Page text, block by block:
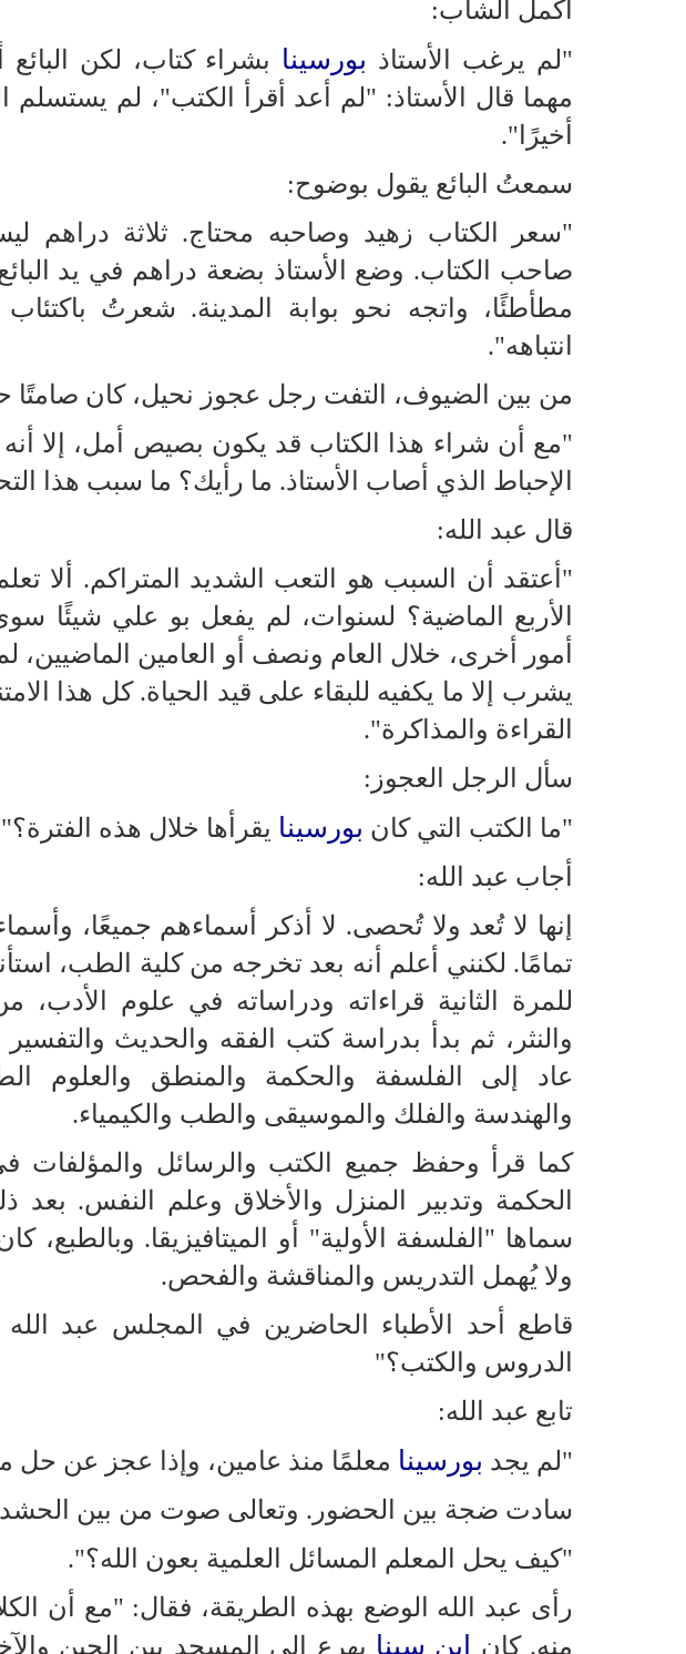
أكمل الشاب:
"لم يرغب الأستاذ بورسينا بشراء كتاب، لكن
مهما قال الأستاذ: "لم أعد أقرأ الكتب"، لم يستسلم
أخيرًا".
سمعتُ البائع يقول بوضوح:
"سعر الكتاب زهيد وصاحبه محتاج. ثلاثة دراهم
صاحب الكتاب. وضع الأستاذ بضعة دراهم في يد
مطأطئًا، واتجه نحو بوابة المدينة. شعرتُ
انتباهه".
من بين الضيوف، التفت رجل عجوز نحيل، كان صامتًا
"مع أن شراء هذا الكتاب قد يكون بصيص أمل، إلا أنه
الإحباط الذي أصاب الأستاذ. ما رأيك؟ ما سبب هذا
قال عبد الله:
"أعتقد أن السبب هو التعب الشديد المتراكم. ألا
الأربع الماضية؟ لسنوات، لم يفعل بو علي شيئًا
أمور أخرى، خلال العام ونصف أو العامين الماضيين، لم
يشرب إلا ما يكفيه للبقاء على قيد الحياة. كل هذا
القراءة والمذاكرة".
سأل الرجل العجوز:
"ما الكتب التي كان بورسينا يقرأها خلال هذه
أجاب عبد الله:
إنها لا تُعد ولا تُحصى. لا أذكر أسماءهم جميعًا،
تمامًا. لكنني أعلم أنه بعد تخرجه من كلية الطب،
للمرة الثانية قراءاته ودراساته في علوم
والنثر، ثم بدأ بدراسة كتب الفقه والحديث والتفسير
عاد إلى الفلسفة والحكمة والمنطق والعلوم
والهندسة والفلك والموسيقى والطب والكيمياء.
كما قرأ وحفظ جميع الكتب والرسائل والمؤلفات
الحكمة وتدبير المنزل والأخلاق وعلم النفس. بعد
سماها "الفلسفة الأولية" أو الميتافيزيقا.
ولا يُهمل التدريس والمناقشة والفحص.
قاطع أحد الأطباء الحاضرين في المجلس عبد
الدروس والكتب؟"
تابع عبد الله:
"لم يجد بورسينا معلمًا منذ عامين، وإذا عجز عن حل
سادت ضجة بين الحضور. وتعالى صوت من بين
"كيف يحل المعلم المسائل العلمية بعون الله؟".
رأى عبد الله الوضع بهذه الطريقة، فقال: "مع أن
منه. كان
ابن سينا ​​يهرع إلى المسجد بين الحين